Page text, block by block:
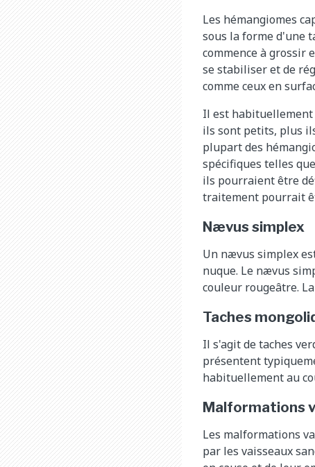
Les hémangiomes
sous la forme d'une
commence à grossir
se stabiliser et de
comme ceux en
Il est habituellement
ils sont petits, plus
plupart des
spécifiques telles
ils pourraient être
traitement pourrait
Nævus simplex
Un nævus simplex
nuque. Le nævus
couleur rougeâtre.
Taches
Il s'agit de taches
présentent
habituellement au
Malformations
Les malformations
par les vaisseaux